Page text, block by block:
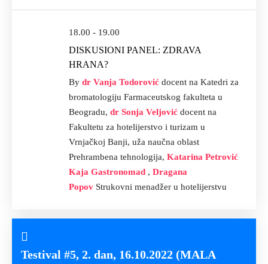
18.00 - 19.00
DISKUSIONI PANEL: ZDRAVA
HRANA?
By dr Vanja Todorović docent na Katedri za
bromatologiju Farmaceutskog fakulteta u
Beogradu, dr Sonja Veljović docent na
Fakultetu za hotelijerstvo i turizam u
Vrnjačkoj Banji, uža naučna oblast
Prehrambena tehnologija, Katarina Petrović
Kaja Gastronomad , Dragana
Popov Strukovni menadžer u hotelijerstvu
Testival #5, 2. dan, 16.10.2022 (MALA